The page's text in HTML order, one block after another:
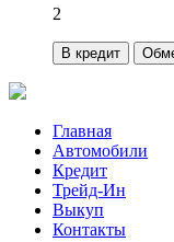
2
В кредит
Главная
Автомобили
Кредит
Трейд-Ин
Выкуп
Контакты